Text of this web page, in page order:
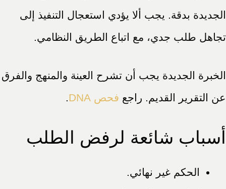
الجديدة بدقة. يجب ألا يؤدي استعجال التنفيذ إلى
تجاهل طلب جدي، مع اتباع الطريق النظامي.
الخبرة الجديدة يجب أن تشرح العينة والمنهج والفرق
عن التقرير القديم. راجع فحص DNA .
أسباب شائعة لرفض الطلب
الحكم غير نهائي.